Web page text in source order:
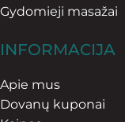
Gydomieji masažai
INFORMACIJA
Apie mus
Dovanų kuponai